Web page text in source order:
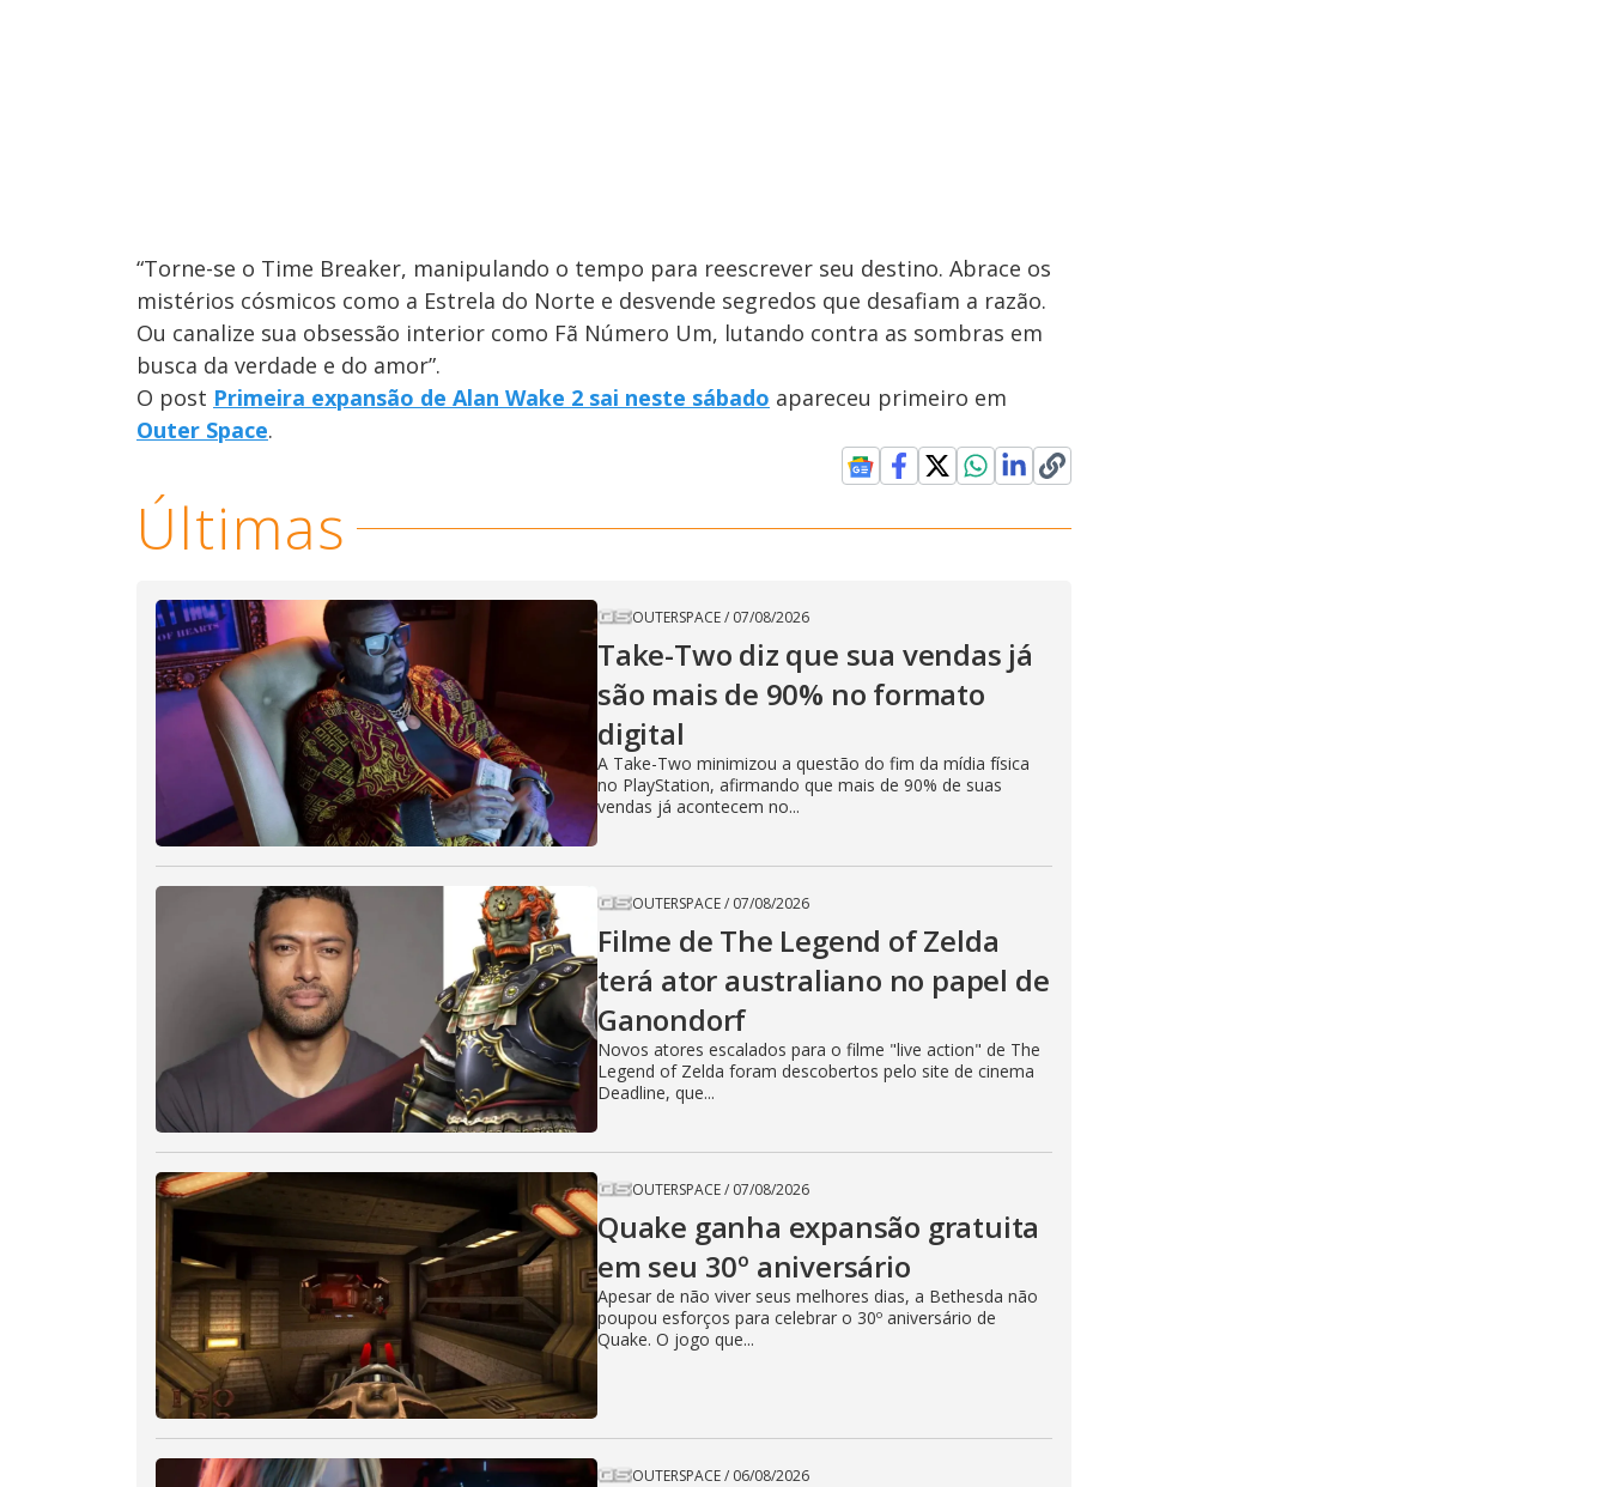
“Torne-se o Time Breaker, manipulando o tempo para reescrever seu destino. Abrace os
mistérios cósmicos como a Estrela do Norte e desvende segredos que desafiam a razão.
Ou canalize sua obsessão interior como Fã Número Um, lutando contra as sombras em
busca da verdade e do amor”.
O post Primeira expansão de Alan Wake 2 sai neste sábado apareceu primeiro em
Outer Space.
Últimas
OUTERSPACE/ 07/08/2026
Take-Two diz que sua vendas já
são mais de 90% no formato
digital
A Take-Two minimizou a questão do fim da mídia física
no PlayStation, afirmando que mais de 90% de suas
vendas já acontecem no...
OUTERSPACE/ 07/08/2026
Filme de The Legend of Zelda
terá ator australiano no papel de
Ganondorf
Novos atores escalados para o filme "live action" de The
Legend of Zelda foram descobertos pelo site de cinema
Deadline, que...
OUTERSPACE/ 07/08/2026
Quake ganha expansão gratuita
em seu 30º aniversário
Apesar de não viver seus melhores dias, a Bethesda não
poupou esforços para celebrar o 30º aniversário de
Quake. O jogo que...
OUTERSPACE/ 06/08/2026